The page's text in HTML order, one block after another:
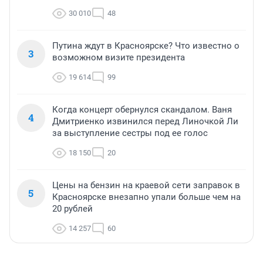
30 010 48
3
Путина ждут в Красноярске? Что известно о
возможном визите президента
19 614 99
4
Когда концерт обернулся скандалом. Ваня
Дмитриенко извинился перед Линочкой Ли
за выступление сестры под ее голос
18 150 20
5
Цены на бензин на краевой сети заправок в
Красноярске внезапно упали больше чем на
20 рублей
14 257 60